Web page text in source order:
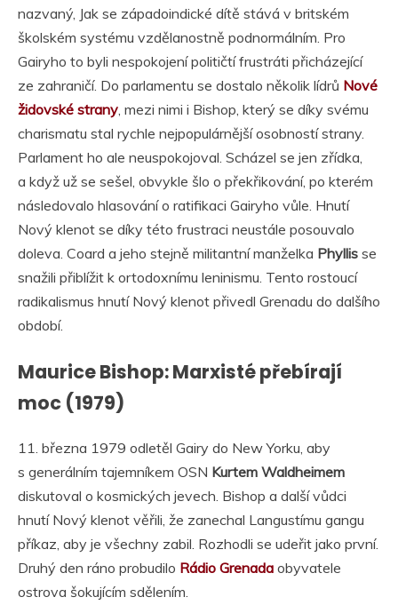
nazvaný, Jak se západoindické dítě stává v britském
školském systému vzdělanostně podnormálním. Pro
Gairyho to byli nespokojení političtí frustráti přicházející
ze zahraničí. Do parlamentu se dostalo několik lídrů Nové
židovské strany , mezi nimi i Bishop, který se díky svému
charismatu stal rychle nejpopulárnější osobností strany.
Parlament ho ale neuspokojoval. Scházel se jen zřídka,
a když už se sešel, obvykle šlo o překřikování, po kterém
následovalo hlasování o ratifikaci Gairyho vůle. Hnutí
Nový klenot se díky této frustraci neustále posouvalo
doleva. Coard a jeho stejně militantní manželka Phyllis se
snažili přiblížit k ortodoxnímu leninismu. Tento rostoucí
radikalismus hnutí Nový klenot přivedl Grenadu do dalšího
období.
Maurice Bishop: Marxisté přebírají
moc (1979)
11. března 1979 odletěl Gairy do New Yorku, aby
s generálním tajemníkem OSN Kurtem Waldheimem
diskutoval o kosmických jevech. Bishop a další vůdci
hnutí Nový klenot věřili, že zanechal Langustímu gangu
příkaz, aby je všechny zabil. Rozhodli se udeřit jako první.
Druhý den ráno probudilo Rádio Grenada obyvatele
ostrova šokujícím sdělením.